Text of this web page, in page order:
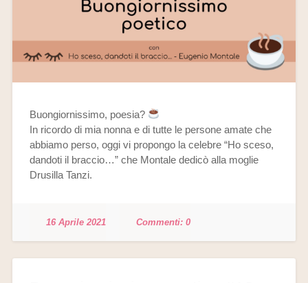
Buongiornissimo, poesia?
In ricordo di mia nonna e di tutte le persone amate che
abbiamo perso, oggi vi propongo la celebre “Ho sceso,
dandoti il braccio…” che Montale dedicò alla moglie
Drusilla Tanzi.
16 Aprile 2021 0